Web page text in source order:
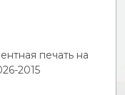
печать на
2015